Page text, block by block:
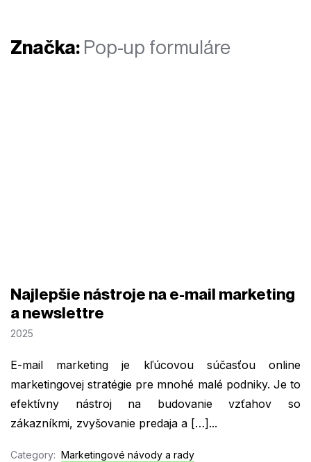
Značka: Pop-up formuláre
Najlepšie nástroje na e-mail marketing
a newslettre
2025
E-mail marketing je kľúcovou súčasťou online
marketingovej stratégie pre mnohé malé podniky. Je to
efektívny nástroj na budovanie vzťahov so
zákazníkmi, zvyšovanie predaja a […]...
Category: Marketingové návody a rady